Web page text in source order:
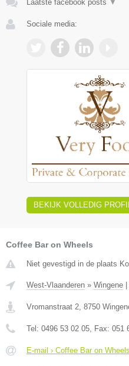
Laatste facebook posts ▼
Sociale media:
BEKIJK VOLLEDIG
Coffee Bar on Wheels
Niet gevestigd in de plaats
West-Vlaanderen » Wingene |
Vromanstraat 2 8750
Tel: 0496 53 02 05 , Fax: 051
E-mail › Coffee Bar on Wheels